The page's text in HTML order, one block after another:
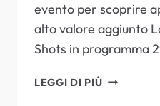
evento per scoprire
alto valore aggiunto
Shots in programma
LEGGI DI PIÙBOMPAN